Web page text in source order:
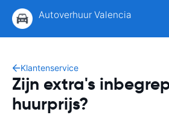
Autoverhuur Valencia
Klantenservice
Zijn extra's
huurprijs?